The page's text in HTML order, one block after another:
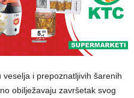
i prepoznatljivih šarenih
obilježavaju završetak svog